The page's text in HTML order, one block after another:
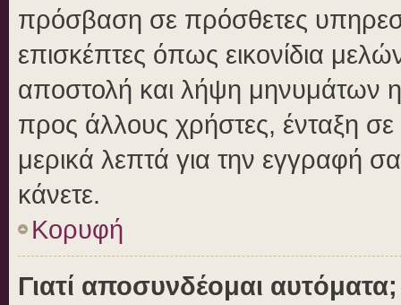
πρόσβαση σε πρόσθετες
επισκέπτες όπως εικονίδια
αποστολή και λήψη μηνυμάτων
προς άλλους χρήστες, ένταξη
μερικά λεπτά για την εγγραφή
κάνετε.
Κορυφή
Γιατί αποσυνδέομαι αυτόματα;